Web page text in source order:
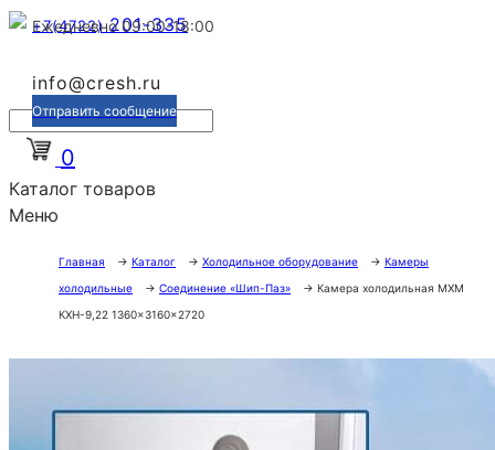
+7(4722)201-335
Ежедневно 09:00-18:00
info@cresh.ru
Отправить сообщение
0
Каталог товаров
Меню
Главная → Каталог → Холодильное оборудование → Камеры
холодильные
→ Соединение «Шип-Паз» → Камера холодильная МХМ
КХН-9,22 1360×3160×2720